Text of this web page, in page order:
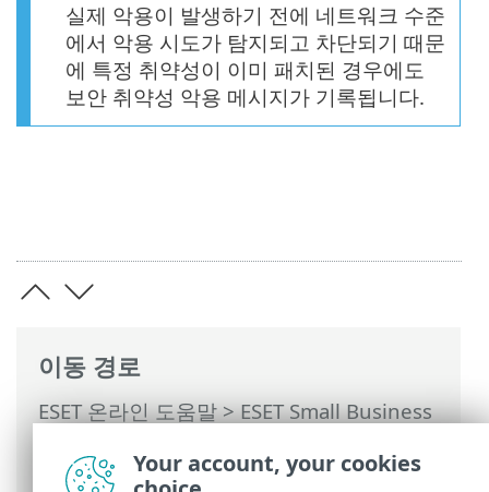
이동 경로
ESET 온라인 도움말>ESET Small Business
운용>설정>네트워크 보호> 네트워크 보
실제 악용이 발생하기 전에 네트워크 수준
에서 악용 시도가 탐지되고 차단되기 때문
에 특정 취약성이 이미 패치된 경우에도
보안 취약성 악용 메시지가 기록됩니다.
Your account, your cookies